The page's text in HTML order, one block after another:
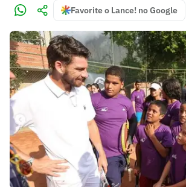
Favorite o Lance! no Google